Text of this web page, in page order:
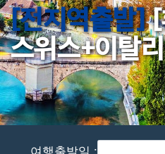
[전지역출발][
스위스+이탈
여행출발일 :